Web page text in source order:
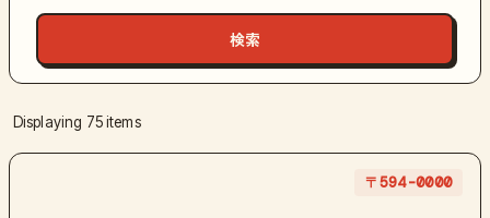
Displaying 75 items
〒594-0000